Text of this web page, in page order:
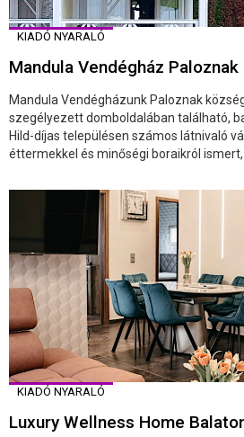
KIADÓ NYARALÓ
Mandula Vendégház Paloznak
Mandula Vendégházunk Paloznak
szegélyezett domboldalában található,
Hild-díjas településen számos látnivaló
éttermekkel és minőségi boraikról ismert,
KIADÓ NYARALÓ
Luxury Wellness Home